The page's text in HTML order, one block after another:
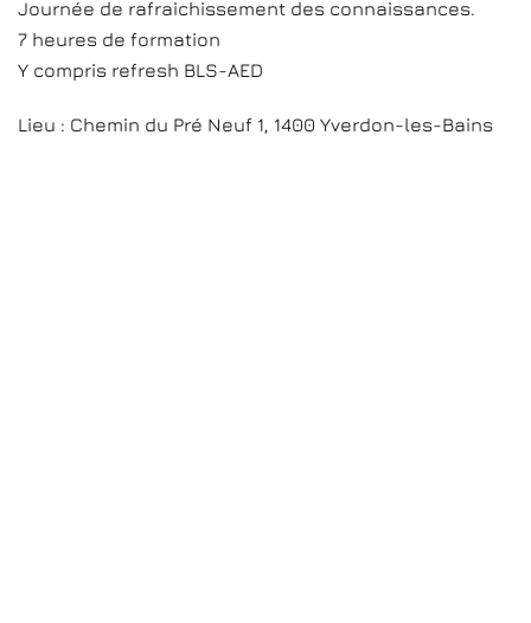
Journée de rafraichissement des connaissances.
7 heures de formation
Y compris refresh BLS-AED
Lieu : Chemin du Pré Neuf 1, 1400 Yverdon-les-Bains